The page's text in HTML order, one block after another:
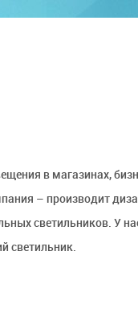
в магазинах,
– производит
светильников. У
светильник.